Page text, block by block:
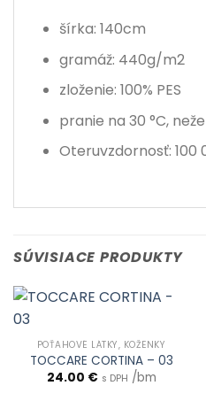
šírka: 140cm
gramáž: 440g/m2
zloženie: 100% PES
pranie na 30 °C,
Oteruvzdornosť: 100
SÚVISIACE PRODUKTY
POŤAHOVÉ LÁTKY, KOŽENKY
TOCCARE CORTINA – 03
24.00 € s DPH /bm